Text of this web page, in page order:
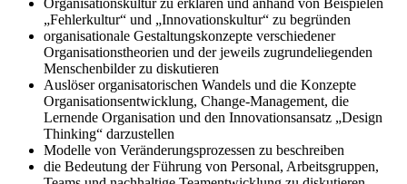
Organisationskultur zu erklären und anhand von Beispielen
„Fehlerkultur“ und „Innovationskultur“ zu begründen
organisationale Gestaltungskonzepte verschiedener
Organisationstheorien und der jeweils zugrundeliegenden
Menschenbilder zu diskutieren
Auslöser organisatorischen Wandels und die Konzepte
Organisationsentwicklung, Change-Management, die
Lernende Organisation und den Innovationsansatz „Design
Thinking“ darzustellen
Modelle von Veränderungsprozessen zu beschreiben
die Bedeutung der Führung von Personal, Arbeitsgruppen,